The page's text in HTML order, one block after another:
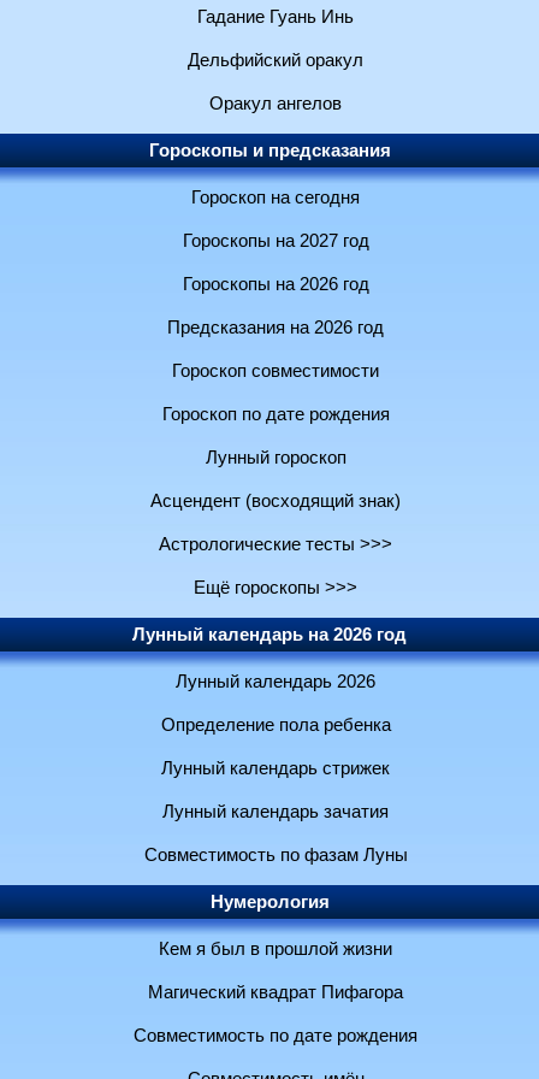
Гадание Гуань Инь
Дельфийский оракул
Оракул ангелов
Гороскопы и предсказания
Гороскоп на сегодня
Гороскопы на 2027 год
Гороскопы на 2026 год
Предсказания на 2026 год
Гороскоп совместимости
Гороскоп по дате рождения
Лунный гороскоп
Асцендент (восходящий знак)
Астрологические тесты >>>
Ещё гороскопы >>>
Лунный календарь на 2026 год
Лунный календарь 2026
Определение пола ребенка
Лунный календарь стрижек
Лунный календарь зачатия
Совместимость по фазам Луны
Нумерология
Кем я был в прошлой жизни
Магический квадрат Пифагора
Совместимость по дате рождения